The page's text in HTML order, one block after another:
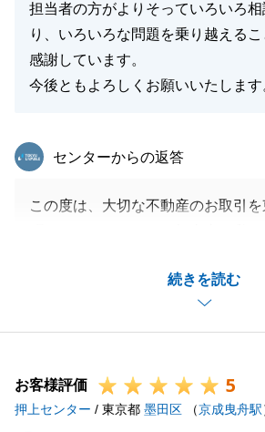
担当者の方がよりそっていろいろ
り、いろいろな問題を乗り越えるこ
感謝しています。
今後ともよろしくお願いいたします
続きを読む
東急リバブル
センターからの返答
この度は、大切な不動産のお取引
お打ち合わせを重ねる中で、一つひ
てお客様と二人三脚で向き合えたこ
に繋がったのだと感じております。
の不安を安心に変え、「任せてよか
ただけることが、私共にとって何
お客様評価 5
押上センター / 東京都 墨田区 （京成曳舟駅